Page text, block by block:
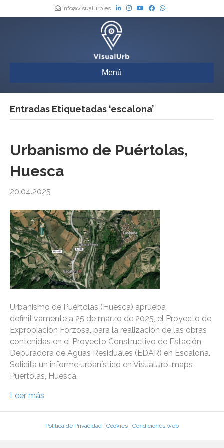
info@visualurb.es
Menú
Entradas Etiquetadas ‘escalona’
Urbanismo de Puértolas,
Huesca
20.04.2025
Urbanismo de Puértolas (Huesca) aprueba
definitivamente a 25 de marzo de 2025, el Proyecto de
Expropiación Forzosa, para la realización de las obras
contenidas en el Proyecto Constructivo de Estación
Depuradora de Aguas Residuales (EDAR) en Escalona.
Solicita un informe urbanístico en VisualUrb-maps
Puértolas, Huesca.
Leer más
Política de Privacidad| Cookies| Condiciones web